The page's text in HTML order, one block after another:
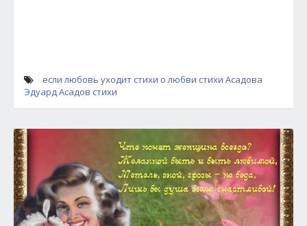
если любовь уходит стихи о любви стихи Асадова
Эдуард Асадов стихи